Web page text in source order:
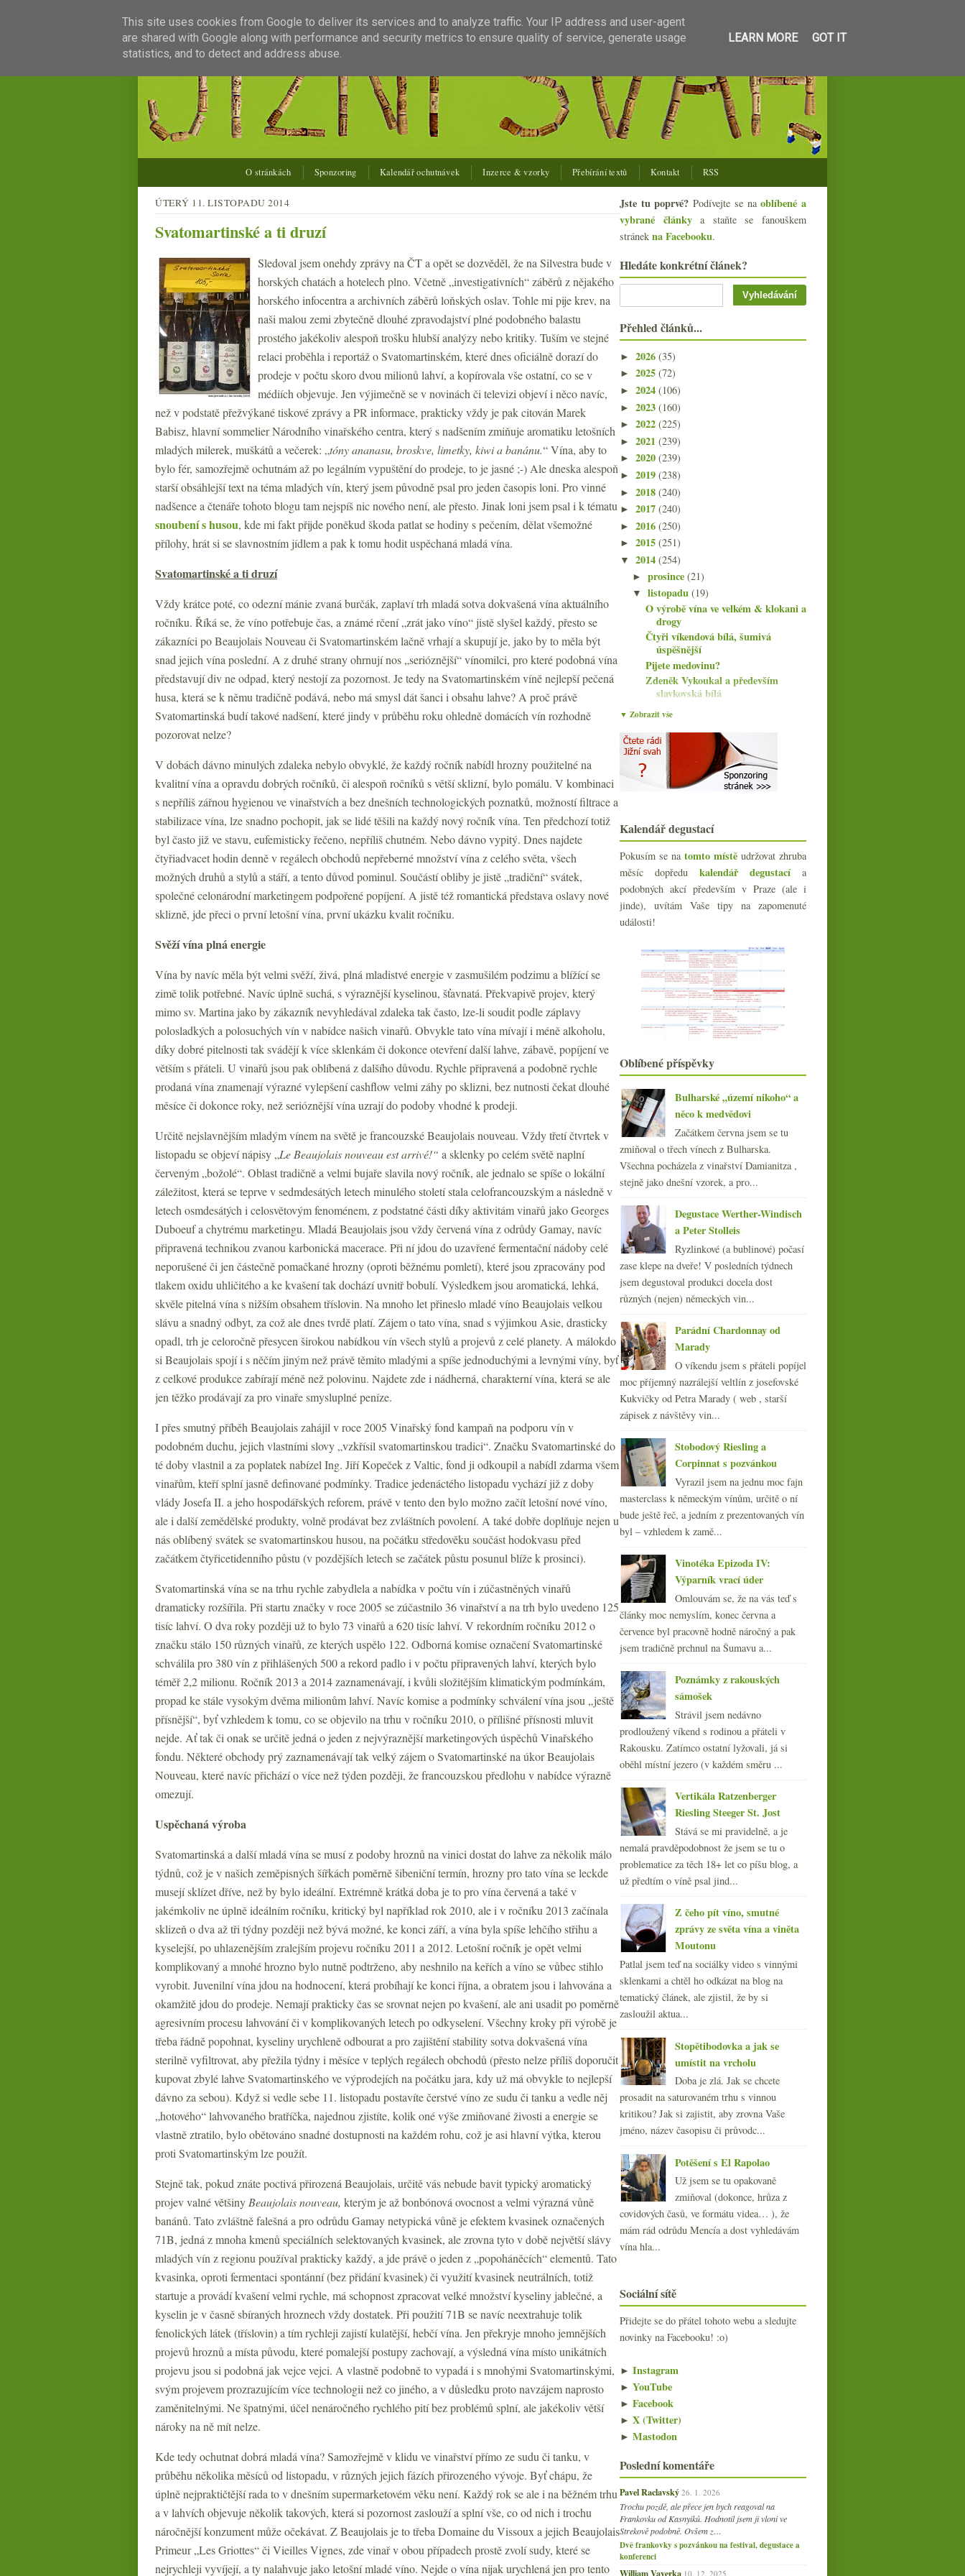
O stránkách Sponzoring Kalendář ochutnávek Inzerce & vzorky Přebírání textů Kontakt RSS
ÚTERÝ 11. LISTOPADU 2014
Svatomartinské a ti druzí
Sledoval jsem onehdy zprávy na ČT a opět se dozvěděl, že na Silvestra bude v
horských chatách a hotelech plno. Včetně „investigativních“ záběrů z nějakého
horského infocentra a archivních záběrů loňských oslav. Tohle mi pije krev, na
naši malou zemi zbytečně dlouhé zpravodajství plné podobného balastu
prostého jakékoliv alespoň trošku hlubší analýzy nebo kritiky. Tuším ve stejné
relaci proběhla i reportáž o Svatomartinském, které dnes oficiálně dorazí do
prodeje v počtu skoro dvou milionů lahví, a kopírovala vše ostatní, co se v
médiích objevuje. Jen výjimečně se v novinách či televizi objeví i něco navíc,
než v podstatě přežvýkané tiskové zprávy a PR informace, prakticky vždy je pak citován Marek
Babisz, hlavní sommelier Národního vinařského centra, který s nadšením zmiňuje aromatiku letošních
mladých milerek, muškátů a večerek: „tóny ananasu, broskve, limetky, kiwi a banánu.“ Vína, aby to
bylo fér, samozřejmě ochutnám až po legálním vypuštění do prodeje, to je jasné ;-) Ale dneska alespoň
starší obsáhlejší text na téma mladých vín, který jsem původně psal pro jeden časopis loni. Pro vinné
nadšence a čtenáře tohoto blogu tam nejspíš nic nového není, ale přesto. Jinak loni jsem psal i k tématu
snoubení s husou, kde mi fakt přijde poněkud škoda patlat se hodiny s pečením, dělat všemožné
přílohy, hrát si se slavnostním jídlem a pak k tomu hodit uspěchaná mladá vína.
Svatomartinské a ti druzí
Vždy krátce poté, co odezní mánie zvaná burčák, zaplaví trh mladá sotva dokvašená vína aktuálního
ročníku. Říká se, že víno potřebuje čas, a známé rčení „zrát jako víno“ jistě slyšel každý, přesto se
zákazníci po Beaujolais Nouveau či Svatomartinském lačně vrhají a skupují je, jako by to měla být
snad jejich vína poslední. A z druhé strany ohrnují nos „serióznější“ vínomilci, pro které podobná vína
představují div ne odpad, který nestojí za pozornost. Je tedy na Svatomartinském víně nejlepší pečená
husa, která se k němu tradičně podává, nebo má smysl dát šanci i obsahu lahve? A proč právě
Svatomartinská budí takové nadšení, které jindy v průběhu roku ohledně domácích vín rozhodně
pozorovat nelze?
V dobách dávno minulých zdaleka nebylo obvyklé, že každý ročník nabídl hrozny použitelné na
kvalitní vína a opravdu dobrých ročníků, či alespoň ročníků s větší sklizní, bylo pomálu. V kombinaci
s nepříliš zářnou hygienou ve vinařstvích a bez dnešních technologických poznatků, možností filtrace a
stabilizace vína, lze snadno pochopit, jak se lidé těšili na každý nový ročník vína. Ten předchozí totiž
byl často již ve stavu, eufemisticky řečeno, nepříliš chutném. Nebo dávno vypitý. Dnes najdete
čtyřiadvacet hodin denně v regálech obchodů nepřeberné množství vína z celého světa, všech
možných druhů a stylů a stáří, a tento důvod pominul. Součástí obliby je jistě „tradiční“ svátek,
společné celonárodní marketingem podpořené popíjení. A jistě též romantická představa oslavy nové
sklizně, jde přeci o první letošní vína, první ukázku kvalit ročníku.
Svěží vína plná energie
Vína by navíc měla být velmi svěží, živá, plná mladistvé energie v zasmušilém podzimu a blížící se
zimě tolik potřebné. Navíc úplně suchá, s výraznější kyselinou, šťavnatá. Překvapivě projev, který
mimo sv. Martina jako by zákazník nevyhledával zdaleka tak často, lze-li soudit podle záplavy
polosladkých a polosuchých vín v nabídce našich vinařů. Obvykle tato vína mívají i méně alkoholu,
díky dobré pitelnosti tak svádějí k více sklenkám či dokonce otevření další lahve, zábavě, popíjení ve
větším s přáteli. U vinařů jsou pak oblíbená z dalšího důvodu. Rychle připravená a podobně rychle
prodaná vína znamenají výrazné vylepšení cashflow velmi záhy po sklizni, bez nutnosti čekat dlouhé
měsíce či dokonce roky, než serióznější vína uzrají do podoby vhodné k prodeji.
Určitě nejslavnějším mladým vínem na světě je francouzské Beaujolais nouveau. Vždy třetí čtvrtek v
listopadu se objeví nápisy „Le Beaujolais nouveau est arrivé!“ a sklenky po celém světě naplní
červeným „božolé“. Oblast tradičně a velmi bujaře slavila nový ročník, ale jednalo se spíše o lokální
záležitost, která se teprve v sedmdesátých letech minulého století stala celofrancouzským a následně v
letech osmdesátých i celosvětovým fenoménem, z podstatné části díky aktivitám vinařů jako Georges
Duboeuf a chytrému marketingu. Mladá Beaujolais jsou vždy červená vína z odrůdy Gamay, navíc
připravená technikou zvanou karbonická macerace. Při ní jdou do uzavřené fermentační nádoby celé
neporušené či jen částečně pomačkané hrozny (oproti běžnému pomletí), které jsou zpracovány pod
tlakem oxidu uhličitého a ke kvašení tak dochází uvnitř bobulí. Výsledkem jsou aromatická, lehká,
skvěle pitelná vína s nižším obsahem tříslovin. Na mnoho let přineslo mladé víno Beaujolais velkou
slávu a snadný odbyt, za což ale dnes tvrdě platí. Zájem o tato vína, snad s výjimkou Asie, drasticky
opadl, trh je celoročně přesycen širokou nabídkou vín všech stylů a projevů z celé planety. A málokdo
si Beaujolais spojí i s něčím jiným než právě těmito mladými a spíše jednoduchými a levnými víny, byť
z celkové produkce zabírají méně než polovinu. Najdete zde i nádherná, charakterní vína, která se ale
jen těžko prodávají za pro vinaře smysluplné peníze.
I přes smutný příběh Beaujolais zahájil v roce 2005 Vinařský fond kampaň na podporu vín v
podobném duchu, jejich vlastními slovy „vzkřísil svatomartinskou tradici“. Značku Svatomartinské do
té doby vlastnil a za poplatek nabízel Ing. Jiří Kopeček z Valtic, fond ji odkoupil a nabídl zdarma všem
vinařům, kteří splní jasně definované podmínky. Tradice jedenáctého listopadu vychází již z doby
vlády Josefa II. a jeho hospodářských reforem, právě v tento den bylo možno začít letošní nové víno,
ale i další zemědělské produkty, volně prodávat bez zvláštních povolení. A také dobře doplňuje nejen u
nás oblíbený svátek se svatomartinskou husou, na počátku středověku součást hodokvasu před
začátkem čtyřicetidenního půstu (v pozdějších letech se začátek půstu posunul blíže k prosinci).
Svatomartinská vína se na trhu rychle zabydlela a nabídka v počtu vín i zúčastněných vinařů
dramaticky rozšířila. Při startu značky v roce 2005 se zúčastnilo 36 vinařství a na trh bylo uvedeno 125
tisíc lahví. O dva roky později už to bylo 73 vinařů a 620 tisíc lahví. V rekordním ročníku 2012 o
značku stálo 150 různých vinařů, ze kterých uspělo 122. Odborná komise označení Svatomartinské
schválila pro 380 vín z přihlášených 500 a rekord padlo i v počtu připravených lahví, kterých bylo
téměř 2,2 milionu. Ročník 2013 a 2014 zaznamenávají, i kvůli složitějším klimatickým podmínkám,
propad ke stále vysokým dvěma milionům lahví. Navíc komise a podmínky schválení vína jsou „ještě
přísnější“, byť vzhledem k tomu, co se objevilo na trhu v ročníku 2010, o přílišné přísnosti mluvit
nejde. Ať tak či onak se určitě jedná o jeden z nejvýraznější marketingových úspěchů Vinařského
fondu. Některé obchody prý zaznamenávají tak velký zájem o Svatomartinské na úkor Beaujolais
Nouveau, které navíc přichází o více než týden později, že francouzskou předlohu v nabídce výrazně
omezují.
Uspěchaná výroba
Svatomartinská a další mladá vína se musí z podoby hroznů na vinici dostat do lahve za několik málo
týdnů, což je v našich zeměpisných šířkách poměrně šibeniční termín, hrozny pro tato vína se leckde
musejí sklízet dříve, než by bylo ideální. Extrémně krátká doba je to pro vína červená a také v
jakémkoliv ne úplně ideálním ročníku, kritický byl například rok 2010, ale i v ročníku 2013 začínala
sklizeň o dva až tři týdny později než bývá možné, ke konci září, a vína byla spíše lehčího střihu a
kyselejší, po uhlazenějším zralejším projevu ročníku 2011 a 2012. Letošní ročník je opět velmi
komplikovaný a mnohé hrozno bylo nutně podtrženo, aby neshnilo na keřích a víno se vůbec stihlo
vyrobit. Juvenilní vína jdou na hodnocení, která probíhají ke konci října, a obratem jsou i lahvována a
okamžitě jdou do prodeje. Nemají prakticky čas se srovnat nejen po kvašení, ale ani usadit po poměrně
agresivním procesu lahvování či v komplikovaných letech po odkyselení. Všechny kroky při výrobě je
třeba řádně popohnat, kyseliny urychleně odbourat a pro zajištění stability sotva dokvašená vína
sterilně vyfiltrovat, aby přežila týdny i měsíce v teplých regálech obchodů (přesto nelze příliš doporučit
kupovat zbylé lahve Svatomartinského ve výprodejích na počátku jara, kdy už má obvykle to nejlepší
dávno za sebou). Když si vedle sebe 11. listopadu postavíte čerstvé víno ze sudu či tanku a vedle něj
„hotového“ lahvovaného bratříčka, najednou zjistíte, kolik oné výše zmiňované živosti a energie se
vlastně ztratilo, bylo obětováno snadné dostupnosti na každém rohu, což je asi hlavní výtka, kterou
proti Svatomartinským lze použít.
Stejně tak, pokud znáte poctivá přirozená Beaujolais, určitě vás nebude bavit typický aromatický
projev valné většiny Beaujolais nouveau, kterým je až bonbónová ovocnost a velmi výrazná vůně
banánů. Tato zvláštně falešná a pro odrůdu Gamay netypická vůně je efektem kvasinek označených
71B, jedná z mnoha kmenů speciálních selektovaných kvasinek, ale zrovna tyto v době největší slávy
mladých vín z regionu používal prakticky každý, a jde právě o jeden z „popoháněcích“ elementů. Tato
kvasinka, oproti fermentaci spontánní (bez přidání kvasinek) či využití kvasinek neutrálních, totiž
startuje a provádí kvašení velmi rychle, má schopnost zpracovat velké množství kyseliny jablečné, a
kyselin je v časně sbíraných hroznech vždy dostatek. Při použití 71B se navíc neextrahuje tolik
fenolických látek (tříslovin) a tím rychleji zajistí kulatější, hebčí vína. Jen překryje mnoho jemnějších
projevů hroznů a místa původu, které pomalejší postupy zachovají, a výsledná vína místo unikátních
projevu jsou si podobná jak vejce vejci. A vlastně podobně to vypadá i s mnohými Svatomartinskými,
svým projevem prozrazujícím více technologii než co jiného, a v důsledku proto navzájem naprosto
zaměnitelnými. Ne špatnými, účel nenáročného rychlého pití bez problémů splní, ale jakékoliv větší
nároky na ně mít nelze.
Kde tedy ochutnat dobrá mladá vína? Samozřejmě v klidu ve vinařství přímo ze sudu či tanku, v
průběhu několika měsíců od listopadu, v různých jejich fázích přirozeného vývoje. Byť chápu, že
úplně nejpraktičtější rada to v dnešním supermarketovém věku není. Každý rok se ale i na běžném trhu
a v lahvích objevuje několik takových, která si pozornost zaslouží a splní vše, co od nich i trochu
náročnější konzument může očekávat. Z Beaujolais je to třeba Domaine du Vissoux a jejich Beaujolais
Primeur „Les Griottes“ či Vieilles Vignes, zde vinař v obou případech prostě zvolí sudy, které se
nejrychleji vyvíjejí, a ty nalahvuje jako letošní mladé víno. Nejde o vína nijak urychlená jen pro tento
Jste tu poprvé? Podívejte se naoblíbené a
vybrané článkya staňte se fanouškem
stránek na Facebooku.
Hledáte konkrétní článek?
Přehled článků...
► 2026 (35)
► 2025 (72)
► 2024 (106)
► 2023 (160)
► 2022 (225)
► 2021 (239)
► 2020 (239)
► 2019 (238)
► 2018 (240)
► 2017 (240)
► 2016 (250)
► 2015 (251)
▼ 2014 (254)
►prosince(21)
▼listopadu(19)
O výrobě vína ve velkém & klokani a
drogy
Čtyři víkendová bílá, šumivá
úspěšnější
Pijete medovinu?
Zdeněk Vykoukal a především
slavkovská bílá
Čtyři červené vobludy
vinné začátky
Beaujolais pro dnešek Nouveau
Podzimní plískanice se čtyřmi fajn
ryzlinky
Exhibiton
Klasika i speciality od Domaine de
Thulon
Veltlín a Chardonnay od Jakuba
Nováka
Svatomartinské a ti druzí
Výprodej vín v gurmánském paláci
Nádherné bubliny z vinařství
Vilmart
Davinus, négociant a rulandské bílé
CO2, sbírka šmejdů a vinařské
útoky
Krásné poctivé italské červené
Campo Caturesi
►října(23)
►září(22)
►srpna(21)
► července(23)
►června(21)
►května(20)
►dubna(21)
►března(21)
►února(20)
►ledna (22)
►2013(249)
►2012(254)
►2011(252)
►2010(249)
►2009(249)
►2008(270)
►2007(108)
▼ Zobrazit vše
Kalendář degustací
Pokusím se na tomto místě udržovat zhruba
měsíc dopředu kalendář degustacía
podobných akcí především v Praze (ale i
jinde), uvítám Vaše tipy na zapomenuté
události!
Oblíbené příspěvky
Bulharské „území nikoho“ a
něco k medvědovi
Začátkem června jsem se tu
zmiňoval o třech vínech z Bulharska.
Všechna pocházela z vinařství Damianitza ,
stejně jako dnešní vzorek, a pro...
Degustace Werther-Windisch
a Peter Stolleis
Ryzlinkové (a bublinové) počasí
zase klepe na dveře! V posledních týdnech
jsem degustoval produkci docela dost
různých (nejen) německých vin...
Parádní Chardonnay od
Marady
O víkendu jsem s přáteli popíjel
moc příjemný nazrálejší veltlín z josefovské
Kukvičky od Petra Marady ( web , starší
zápisek z návštěvy vin...
Stobodový Riesling a
Corpinnat s pozvánkou
Vyrazil jsem na jednu moc fajn
masterclass k německým vínům, určitě o ní
bude ještě řeč, a jedním z prezentovaných vín
byl – vzhledem k zamě...
Vinotéka Epizoda IV:
Výparník vrací úder
Omlouvám se, že na vás teď s
články moc nemyslím, konec června a
července byl pracovně hodně náročný a pak
jsem tradičně prchnul na Šumavu a...
Poznámky z rakouských
sámošek
Strávil jsem nedávno
prodloužený víkend s rodinou a přáteli v
Rakousku. Zatímco ostatní lyžovali, já si
oběhl místní jezero (v každém směru ...
Vertikála Ratzenberger
Riesling Steeger St. Jost
Stává se mi pravidelně, a je
nemalá pravděpodobnost že jsem se tu o
problematice za těch 18+ let co píšu blog, a
už předtím o víně psal jind...
Z čeho pít víno, smutné
zprávy ze světa vína a viněta
Moutonu
Patlal jsem teď na sociálky video s vinnými
sklenkami a chtěl ho odkázat na blog na
tematický článek, ale zjistil, že by si
zasloužil aktua...
Stopětibodovka a jak se
umístit na vrcholu
Doba je zlá. Jak se chcete
prosadit na saturovaném trhu s vinnou
kritikou? Jak si zajistit, aby zrovna Vaše
jméno, název časopisu či průvodc...
Potěšení s El Rapolao
Už jsem se tu opakovaně
zmiňoval (dokonce, hrůza z
covidových časů, ve formátu videa… ), že
mám rád odrůdu Mencía a dost vyhledávám
vína hla...
Sociální sítě
Přidejte se do přátel tohoto webu a sledujte
novinky na Facebooku! :o)
► Instagram
► YouTube
► Facebook
► X (Twitter)
► Mastodon
Poslední komentáře
Pavel Raclavský 26. 1. 2026
Trochu pozdě, ale přece jen bych reagoval na
Frankovku od Kasnyiků. Hodnotil jsem ji vloni ve
Strekově podobně. Ovšem z…
Dvě frankovky s pozvánkou na festival, degustace a
konferenci
William Vaverka 10. 12. 2025
This site uses cookies from Google to deliver its services and to analyze traffic. Your IP address and user-agent
are shared with Google along with performance and security metrics to ensure quality of service, generate usage
statistics, and to detect and address abuse.
LEARN MORE GOT IT